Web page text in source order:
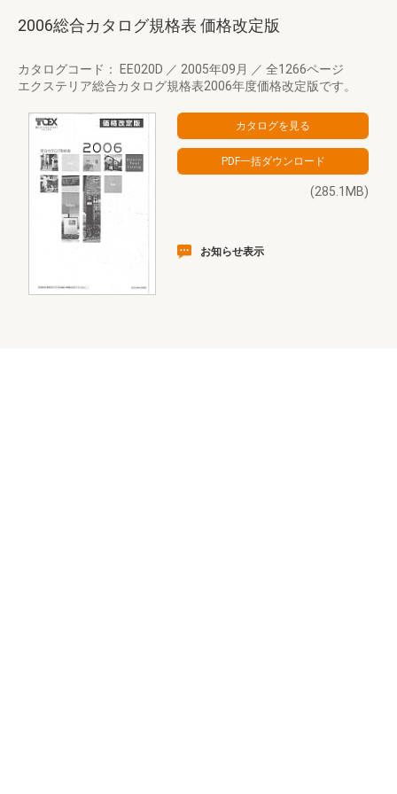
2006総合カタログ規格表 価格改定版
カタログコード： EE020D ／ 2005年09月 ／ 全1266ページ
エクステリア総合カタログ規格表2006年度価格改定版です。
(285.1MB)
お知らせ表示